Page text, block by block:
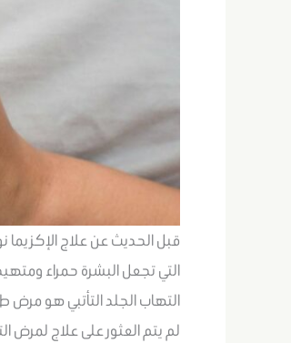
قبل الحديث عن علاج الإكزيما
التي تجعل البشرة حمراء
التهاب الجلد التأتبي هو
لم يتم العثور على علاج لمرض